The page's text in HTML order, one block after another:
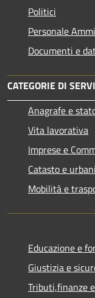
Politici
Personale
Documenti e
CATEGORIE DI
Anagrafe e
Vita lavorativa
Imprese e
Catasto e
Mobilità e
Educazione e
Giustizia e
Tributi,finanze